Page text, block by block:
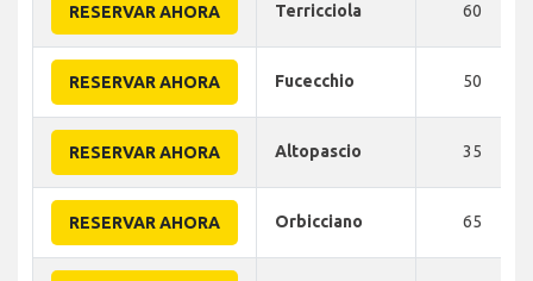
RESERVAR AHORA Terricciola 60
RESERVAR AHORA Fucecchio 50
RESERVAR AHORA Altopascio 35
RESERVAR AHORA Orbicciano 65